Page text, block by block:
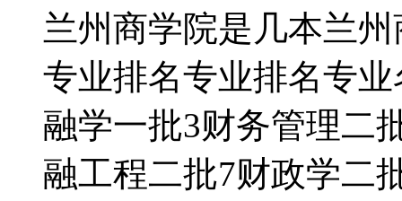
兰州商学院是几本兰
专业排名专业排名专
融学一批3财务管理二
融工程二批7财政学二